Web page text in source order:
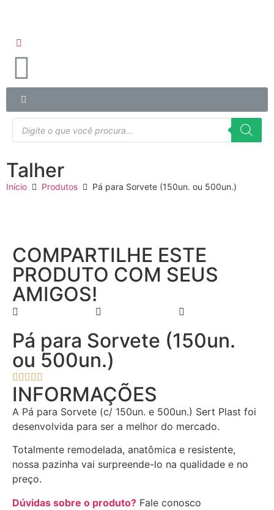
Talher
Início Produtos Pá para Sorvete (150un. ou 500un.)
COMPARTILHE ESTE
PRODUTO COM SEUS
AMIGOS!
Pá para Sorvete (150un.
ou 500un.)
    
INFORMAÇÕES
A Pá para Sorvete (c/ 150un. e 500un.) Sert Plast foi
desenvolvida para ser a melhor do mercado.
Totalmente remodelada, anatômica e resistente,
nossa pazinha vai surpreende-lo na qualidade e no
preço.
Dúvidas sobre o produto? Fale conosco